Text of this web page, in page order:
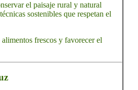
el paisaje rural y natural
sostenibles que respetan el
frescos y favorecer el